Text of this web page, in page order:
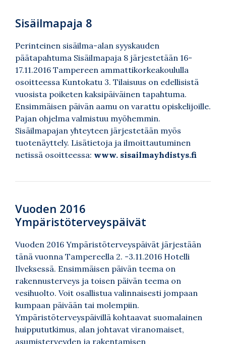
Sisäilmapaja 8
Perinteinen sisäilma-alan syyskauden
päätapahtuma Sisäilmapaja 8 järjestetään 16-
17.11.2016 Tampereen ammattikorkeakoululla
osoitteessa Kuntokatu 3. Tilaisuus on edellisistä
vuosista poiketen kaksipäiväinen tapahtuma.
Ensimmäisen päivän aamu on varattu opiskelijoille.
Pajan ohjelma valmistuu myöhemmin.
Sisäilmapajan yhteyteen järjestetään myös
tuotenäyttely. Lisätietoja ja ilmoittautuminen
netissä osoitteessa: www. sisailmayhdistys.fi
Vuoden 2016
Ympäristöterveyspäivät
Vuoden 2016 Ympäristöterveyspäivät järjestään
tänä vuonna Tampereella 2. -3.11.2016 Hotelli
Ilveksessä. Ensimmäisen päivän teema on
rakennusterveys ja toisen päivän teema on
vesihuolto. Voit osallistua valinnaisesti jompaan
kumpaan päivään tai molempiin.
Ympäristöterveyspäivillä kohtaavat suomalainen
huippututkimus, alan johtavat viranomaiset,
asumisterveyden ja rakentamisen